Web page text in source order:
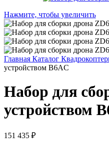
Нажмите, чтобы увеличить
Главная Каталог
устройством B6AC
Набор для
устройством
151 435 ₽